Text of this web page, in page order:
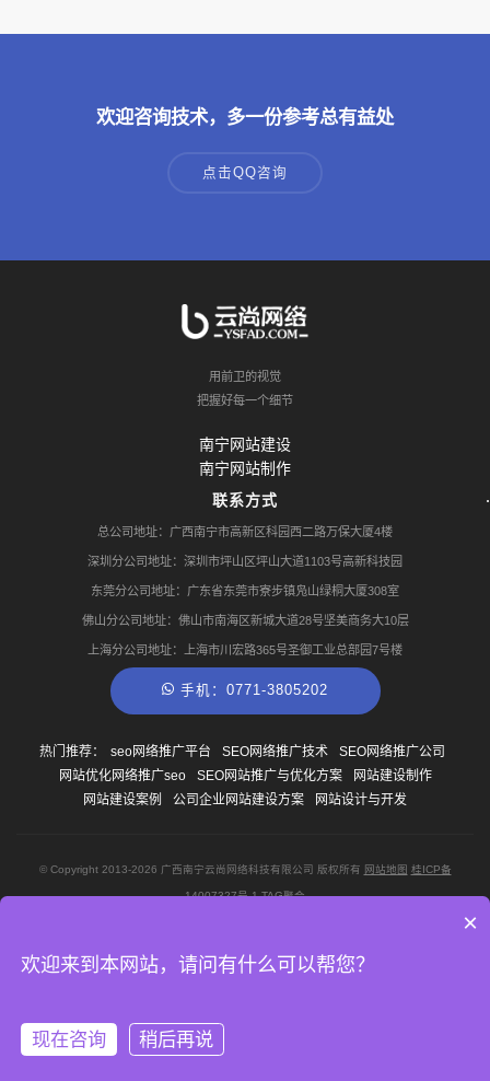
欢迎咨询技术，多一份参考总有益处
点击QQ咨询
用前卫的视觉
把握好每一个细节
南宁网站建设
南宁网站制作
联系方式
总公司地址：广西南宁市高新区科园西二路万保大厦4楼
深圳分公司地址：深圳市坪山区坪山大道1103号高新科技园
东莞分公司地址：广东省东莞市寮步镇凫山绿桐大厦308室
佛山分公司地址：佛山市南海区新城大道28号坚美商务大10层
上海分公司地址：上海市川宏路365号圣御工业总部园7号楼
手机：0771-3805202
热门推荐： seo网络推广平台 SEO网络推广技术
SEO网络推广公司
网站优化网络推广seo
SEO网站推广与优化方案
网站建设制作
网站建设案例
公司企业网站建设方案 网站设计与开发
© Copyright 2013-2026 广西南宁云尚网络科技有限公司 版权所有 网站地图 桂ICP备
14007327号-1 TAG聚合
×
欢迎来到本网站，请问有什么可以帮您？
现在咨询 稍后再说